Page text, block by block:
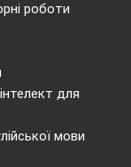
роботи
для
мови